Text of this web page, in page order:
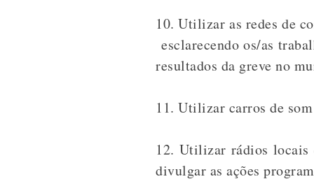
10. Utilizar as redes de
esclarecendo os/as
resultados da greve no
11. Utilizar carros de
12. Utilizar rádios locais
divulgar as ações